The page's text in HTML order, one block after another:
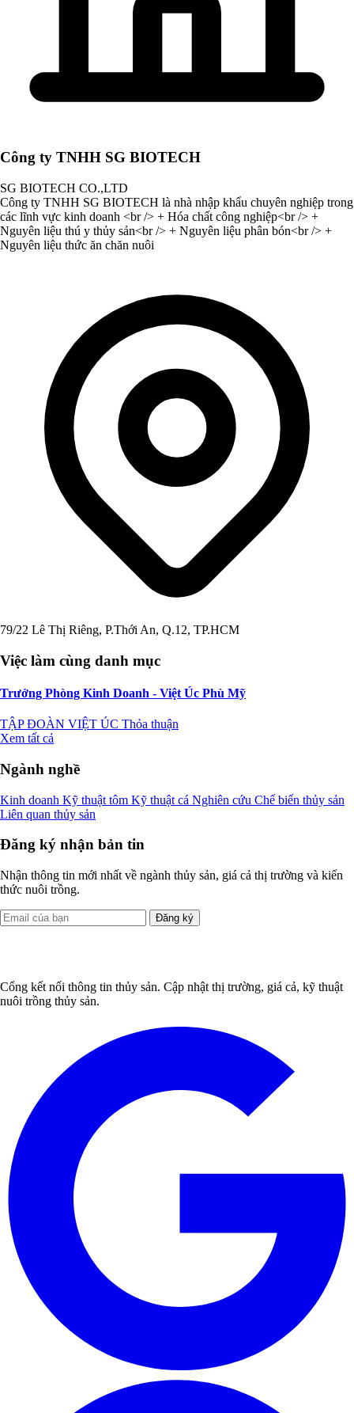
Công ty TNHH SG BIOTECH
SG BIOTECH CO.,LTD
Công ty TNHH SG BIOTECH là nhà nhập khẩu chuyên nghiệp trong
các lĩnh vực kinh doanh <br /> + Hóa chất công nghiệp<br /> +
Nguyên liệu thú y thủy sản<br /> + Nguyên liệu phân bón<br /> +
Nguyên liệu thức ăn chăn nuôi
79/22 Lê Thị Riêng, P.Thới An, Q.12, TP.HCM
Việc làm cùng danh mục
Trưởng Phòng Kinh Doanh - Việt Úc Phù Mỹ
TẬP ĐOÀN VIỆT ÚC Thỏa thuận
Xem tất cả
Ngành nghề
Kinh doanh Kỹ thuật tôm Kỹ thuật cá Nghiên cứu Chế biến thủy sản
Liên quan thủy sản
Đăng ký nhận bản tin
Nhận thông tin mới nhất về ngành thủy sản, giá cả thị trường và kiến
thức nuôi trồng.
Đăng ký
Cổng kết nối thông tin thủy sản. Cập nhật thị trường, giá cả, kỹ thuật
nuôi trồng thủy sản.